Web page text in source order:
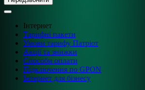
Інтернет
Тарифні пакети
Умови тарифу Патріот
Акції та знижки
Способи оплати
Підключення по GPON
Інтернет для бізнесу